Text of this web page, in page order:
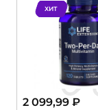
ХИТ
2 099,99 ₽